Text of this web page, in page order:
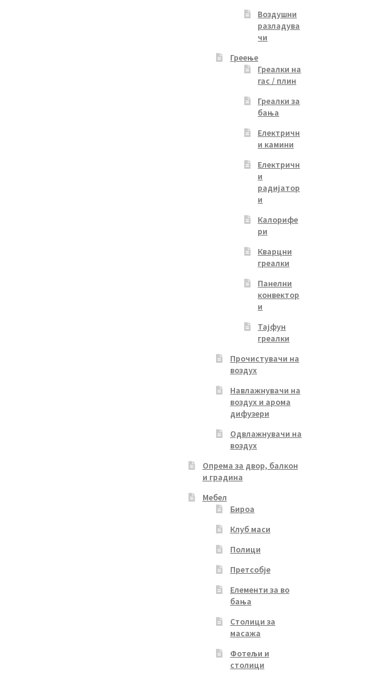
Воздушни
разладува
чи
Греење
Греалки на
гас / плин
Греалки за
бања
Електричн
и камини
Електричн
и
радијатор
и
Калорифе
ри
Кварцни
греалки
Панелни
конвектор
и
Тајфун
греалки
Прочистувачи на
воздух
Навлажнувачи на
воздух и арома
дифузери
Одвлажнувачи на
воздух
Опрема за двор, балкон
и градина
Мебел
Бироа
Клуб маси
Полици
Претсобје
Елементи за во
бања
Столици за
масажа
Фотељи и
столици